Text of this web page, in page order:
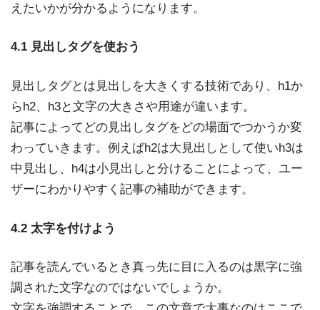
えたいかが分かるようになります。
4.1 見出しタグを使おう
見出しタグとは見出しを大きくする技術であり、h1か
らh2、h3と文字の大きさや用途が違います。
記事によってどの見出しタグをどの場面でつかうか変
わっていきます。例えばh2は大見出しとして使いh3は
中見出し、h4は小見出しと分けることによって、ユー
ザーにわかりやすく記事の補助ができます。
4.2 太字を付けよう
記事を読んでいるとき真っ先に目に入るのは黒字に強
調された文字なのではないでしょうか。